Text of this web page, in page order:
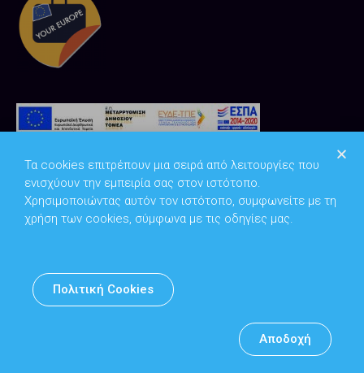
Copyright © 2026Υπουργείο Ψηφιακής Διακυβέρνησης
Υπεύθυνος DPO: Θανάσης Κοσμόπουλος | dpo@mindigital.gr
Τα cookies επιτρέπουν μια σειρά από λειτουργίες που
ενισχύουν την εμπειρία σας στον ιστότοπο.
Χρησιμοποιώντας αυτόν τον ιστότοπο, συμφωνείτε με τη
χρήση των cookies, σύμφωνα με τις οδηγίες μας.
Πολιτική Cookies
Αποδοχή